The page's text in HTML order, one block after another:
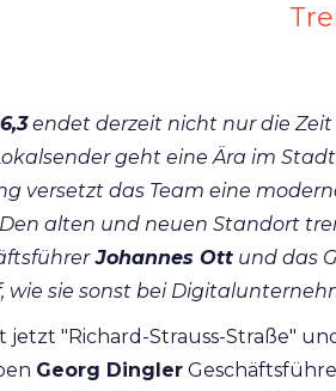
endet derzeit nicht nur die
geht eine Ära im
versetzt das Team eine
alten und neuen Standort
Johannes Ott und das
wie sie sonst bei
jetzt "Richard-Strauss-Straße"
Georg Dingler